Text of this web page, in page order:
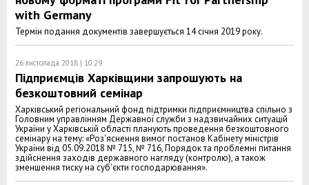
with Germany
Термін подання документів завершується 14 січня 2019 року.
26 листопада 2018 | 10:29
Підприємців Харківщини запрошують на
безкоштовний семінар
Харківський регіональний фонд підтримки підприємництва спільно з
Головним управлінням Державної служби з надзвичайних ситуацій
України у Харківській області планують проведення безкоштовного
семінару на тему: «Роз'яснення вимог постанов Кабінету міністрів
України від 05.09.2018 № 715, № 716, Порядок та проблемні питання
здійснення заходів державного нагляду (контролю), а також
зменшення тиску на суб'єкти господарювання».